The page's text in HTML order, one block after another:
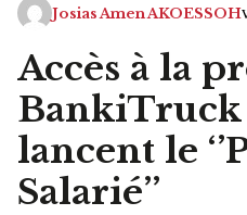
Josias Amen AKOESSOH
Accès à la
BankiTruck
lancent le
Salarié’’